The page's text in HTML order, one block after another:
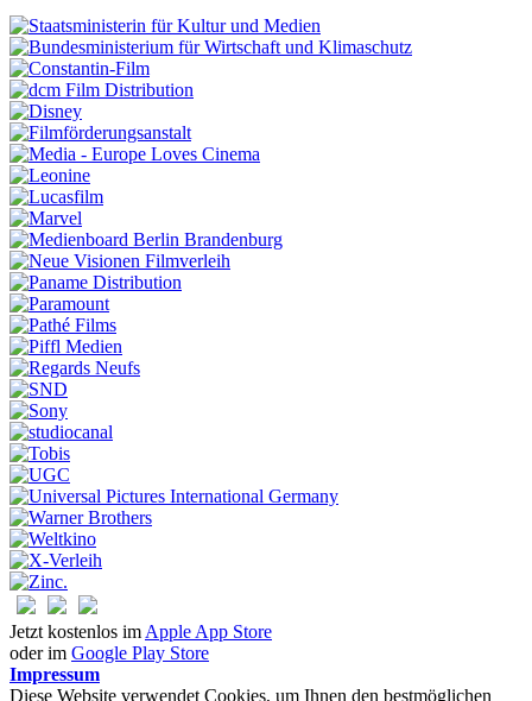
Jetzt kostenlos im Apple App Store
oder im Google Play Store
Impressum
Diese Website verwendet Cookies, um Ihnen den bestmöglichen